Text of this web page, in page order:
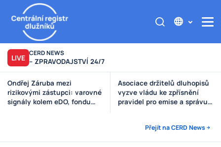
LIVE CERD NEWS
– ZPRAVODAJSTVÍ 24/7
Asociace držitelů dluhopisů
vyzve vládu ke zpřísnění
pravidel pro emise a správu
Výzva poškozeným věřitelům
Štěpánek Auto
Přejít na CERD News